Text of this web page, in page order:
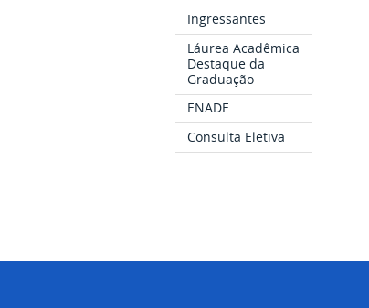
Ingressantes
Láurea Acadêmica
Destaque da
Graduação
ENADE
Consulta Eletiva